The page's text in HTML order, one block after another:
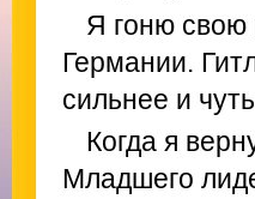
Я гоню свою
Германии.
сильнее и
Когда я
Младшего